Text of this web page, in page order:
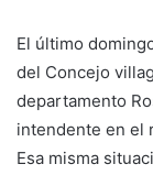
El último
del Concejo
departamento
intendente en el
Esa misma